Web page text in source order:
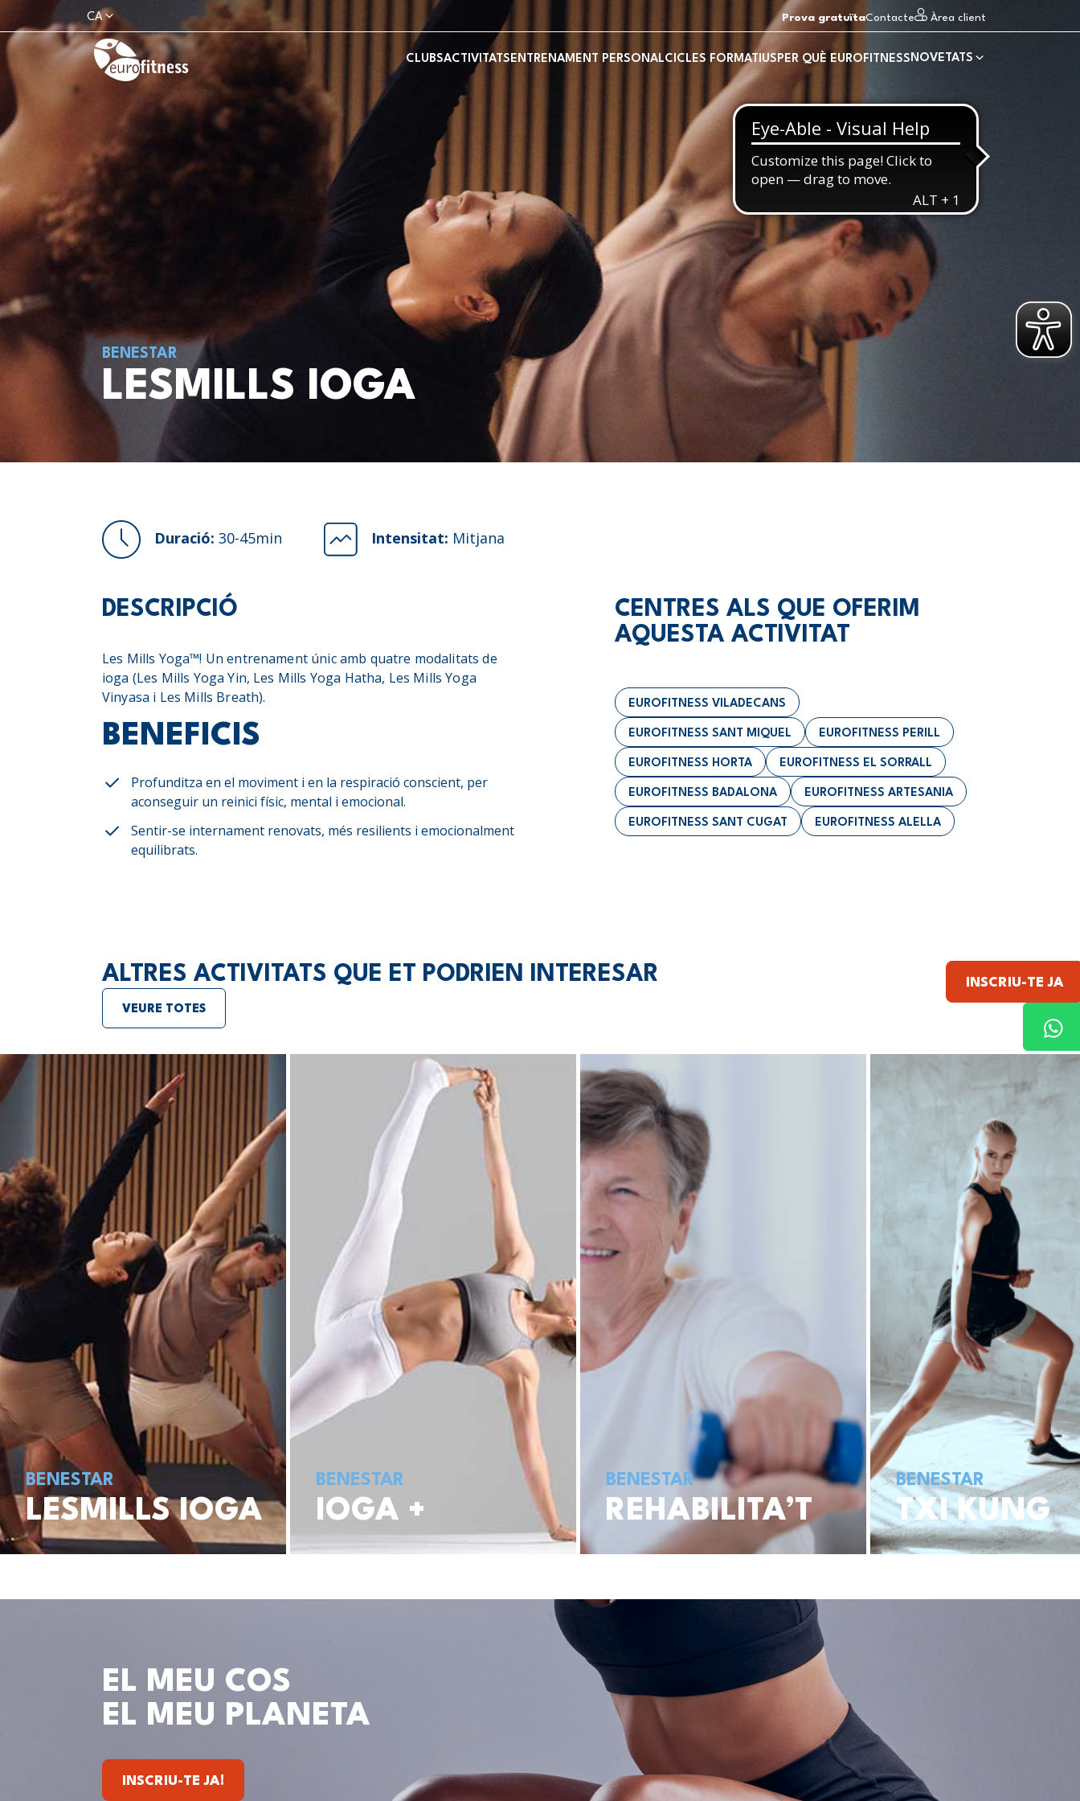
INSCRIU-TE JA
CA Prova gratuïtaContacte Àrea client
CLUBSACTIVITATSENTRENAMENT PERSONALCICLES FORMATIUSPER QUÈ EUROFITNESSNOVETATS
BENESTAR
LESMILLS IOGA
Duració: 30-45min Intensitat: Mitjana
DESCRIPCIÓ
Les Mills Yoga™! Un entrenament únic amb quatre modalitats de
ioga (Les Mills Yoga Yin, Les Mills Yoga Hatha, Les Mills Yoga
Vinyasa i Les Mills Breath).
BENEFICIS
Profunditza en el moviment i en la respiració conscient, per
aconseguir un reinici físic, mental i emocional.
Sentir-se internament renovats, més resilients i emocionalment
equilibrats.
CENTRES ALS QUE OFERIM
AQUESTA ACTIVITAT
EUROFITNESS VILADECANS
EUROFITNESS SANT MIQUEL EUROFITNESS PERILL
EUROFITNESS HORTA EUROFITNESS EL SORRALL
EUROFITNESS BADALONA EUROFITNESS ARTESANIA
EUROFITNESS SANT CUGAT EUROFITNESS ALELLA
ALTRES ACTIVITATS QUE ET PODRIEN INTERESAR
VEURE TOTES
BENESTAR
LESMILLS IOGA
BENESTAR
IOGA +
BENESTAR
REHABILITA’T
BENESTAR
TXI KUNG
EL MEU COS
EL MEU PLANETA
INSCRIU-TE JA!